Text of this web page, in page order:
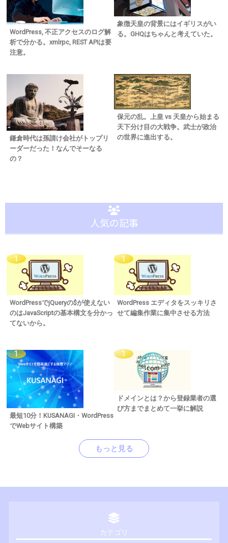
WordPress, 不正アクセスのログ解
析で分かる。xmlrpc, REST APIは要
注意。
象徴天皇の背景にはイギリスがい
る。GHQはちゃんと考えていた。
鎌倉時代は孫請け会社がトップリ
ーダーだった！なんでそーなる
の？
保元の乱。上皇 vs 天皇から始まる
天下分け目の大戦争。武士が政治
の世界に進出する。
人気の記事
WordPressでjQueryの$が使えない
のはJavaScriptの基本構文を分かっ
てないから。
WordPress エディタをスッキリさ
せて編集作業に集中させる方法
最短10分！KUSANAGI・WordPress
でWebサイト構築
ドメインとは？から登録業者の選
び方までまとめて一挙に解説
もっと見る
カテゴリ